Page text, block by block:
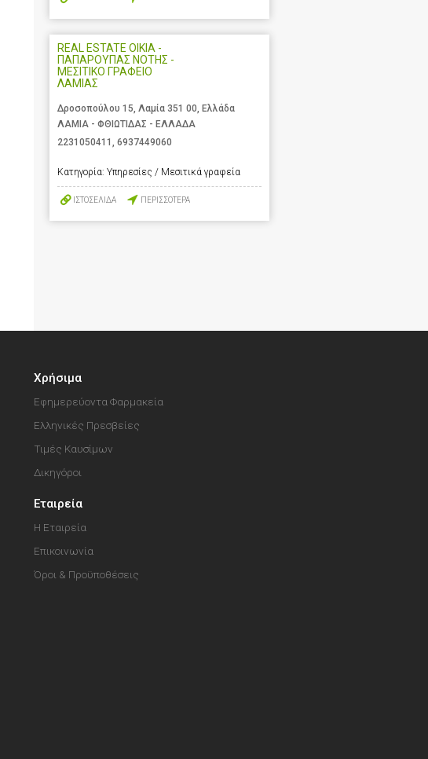
REAL ESTATE OIKIA -
ΠΑΠΑΡΟΥΠΑΣ ΝΟΤΗΣ -
ΜΕΣΙΤΙΚΟ ΓΡΑΦΕΙΟ
ΛΑΜΙΑΣ
Δροσοπούλου 15, Λαμία 351 00, Ελλάδα
ΛΑΜΙΑ - ΦΘΙΩΤΙΔΑΣ - ΕΛΛΑΔΑ
2231050411 , 6937449060
Κατηγορία: Υπηρεσίες / Μεσιτικά γραφεία
ΙΣΤΟΣΕΛΙΔΑ ΠΕΡΙΣΣΟΤΕΡΑ
Χρήσιμα
Εφημερεύοντα Φαρμακεία
Ελληνικές Πρεσβείες
Τιμές Καυσίμων
Δικηγόροι
Εταιρεία
Η Εταιρεία
Επικοινωνία
Όροι & Προϋποθέσεις